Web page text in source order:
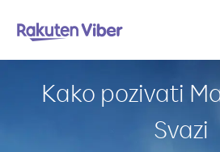
Kako pozivati
Svazi